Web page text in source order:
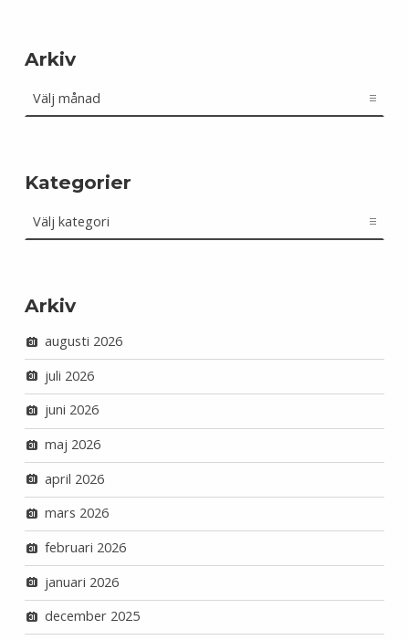
Arkiv
Kategorier
Arkiv
augusti 2026
juli 2026
juni 2026
maj 2026
april 2026
mars 2026
februari 2026
januari 2026
december 2025